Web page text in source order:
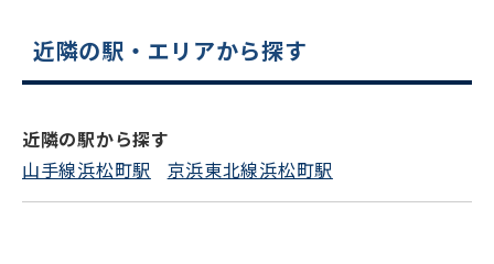
電話でお問い合わせ
近隣の駅・エリアから探す
近隣の駅から探す
山手線浜松町駅
京浜東北線浜松町駅